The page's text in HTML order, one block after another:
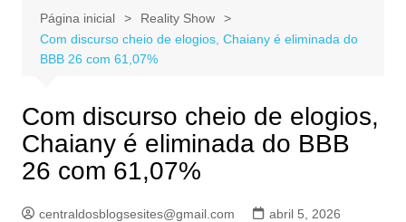
Página inicial
Reality Show
Com discurso cheio de elogios, Chaiany é eliminada do
BBB 26 com 61,07%
Com discurso cheio de elogios,
Chaiany é eliminada do BBB
26 com 61,07%
centraldosblogsesites@gmail.com
abril 5, 2026